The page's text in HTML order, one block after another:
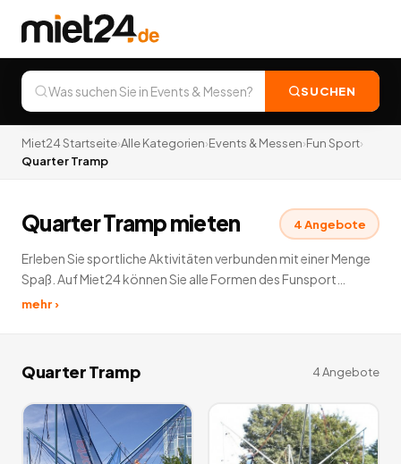
SUCHEN
Miet24 Startseite›Alle Kategorien›Events & Messen›Fun Sport›
Quarter Tramp
Quarter Tramp mieten 4Angebote
Erleben Sie sportliche Aktivitäten verbunden mit einer Menge
Spaß. Auf Miet24 können Sie alle Formen des Funsport
mieten. Ob Outdoor oder Indoor - Funsport bietet Ihnen
neuen Challenge und zeigen Sie Ihren Mitstreitern, wer der
bessere ist.4Angebotedeutschlandweit.
mehr ›
Quarter Tramp 4Angebote